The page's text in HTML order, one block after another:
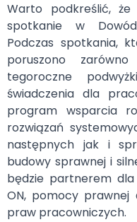
Warto podkreślić,
spotkanie w
Podczas spotkania,
poruszono
tegoroczne
świadczenia dla
program wsparcia
rozwiązań
następnych jak i
budowy sprawnej i
będzie partnerem
ON, pomocy
praw pracowniczych.